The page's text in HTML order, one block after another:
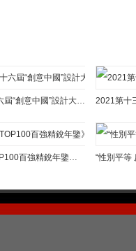
2022第十六屆“創意中國”設計大獎 征稿章程
2021《TOP100百強精銳年鑒》征稿函